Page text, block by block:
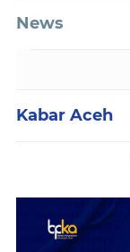
News
Kabar Aceh